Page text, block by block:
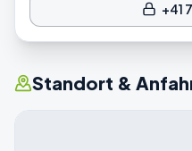
+41
Standort &